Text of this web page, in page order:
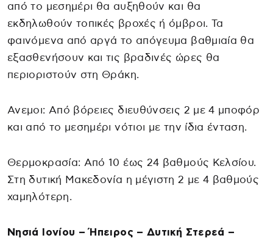
από το μεσημέρι θα αυξηθούν και θα
εκδηλωθούν τοπικές βροχές ή όμβροι. Τα
φαινόμενα από αργά το απόγευμα βαθμιαία θα
εξασθενήσουν και τις βραδινές ώρες θα
περιοριστούν στη Θράκη.
Ανεμοι: Από βόρειες διευθύνσεις 2 με 4 μποφόρ
και από το μεσημέρι νότιοι με την ίδια ένταση.
Θερμοκρασία: Από 10 έως 24 βαθμούς Κελσίου.
Στη δυτική Μακεδονία η μέγιστη 2 με 4 βαθμούς
χαμηλότερη.
Νησιά Ιονίου – Ήπειρος – Δυτική Στερεά –